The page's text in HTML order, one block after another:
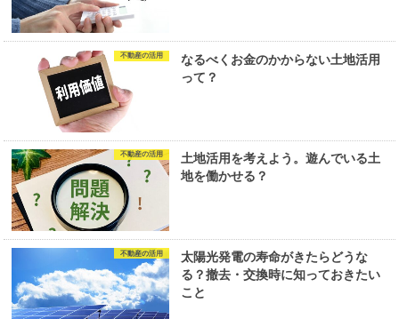
不動産の活用
なるべくお金のかからない土地活用
って？
不動産の活用
土地活用を考えよう。遊んでいる土
地を働かせる？
不動産の活用
太陽光発電の寿命がきたらどうな
る？撤去・交換時に知っておきたい
こと